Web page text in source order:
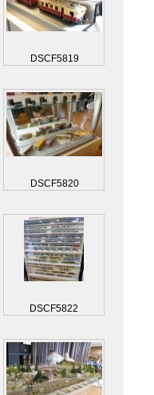
DSCF5819
DSCF5820
DSCF5822